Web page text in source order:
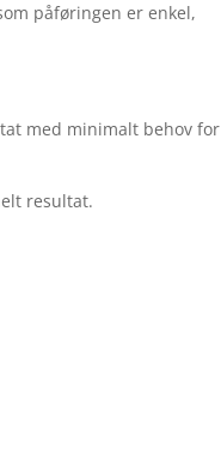
påføringen er enkel,
med minimalt behov for
resultat.